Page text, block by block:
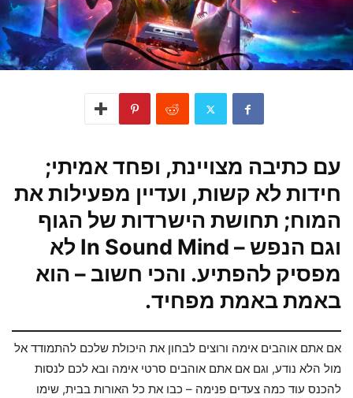
עם כתיבה מצויינת, ופחד אמיתי;
חידות לא קשות, ועדיין מפעילות את
המוח; תחושת הישרדות של הגוף
וגם הנפש – In Sound Mind לא
מפסיק להפתיע. והכי חשוב – הוא
באמת באמת מפחיד.
אם אתם אוהבים אימה ורוצים לבחון את היכולת שלכם להתמודד אל
מול הלא נודע, וגם אם אתם אוהבים סרטי אימה ובא לכם לנסות
להכנס עוד כמה צעדים פנימה – כבו את כל האורות בבית, שימו